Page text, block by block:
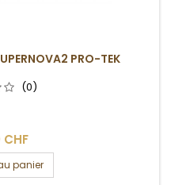
PRO-TEK
(0)
panier